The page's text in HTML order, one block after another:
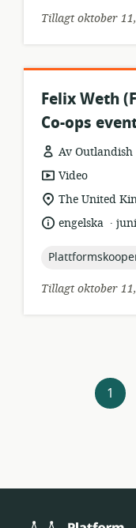
Tillagt oktober
Felix Weth
Co-ops
Av Outlandish
resursformat:
Video
relevant
plats:
The United
språk:engelska .
topic:
Tillagt oktober
1